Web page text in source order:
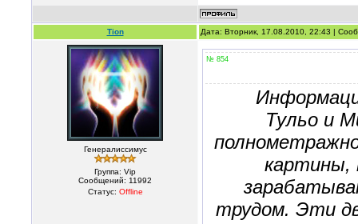
Tion Дата: Вторник, 17.08.2010, 22:43 |
Генералиссимус
Группа: Vip
Сообщений: 11992
Статус: Offline
№ 854
Тульо и
картины,
трудом. Эти